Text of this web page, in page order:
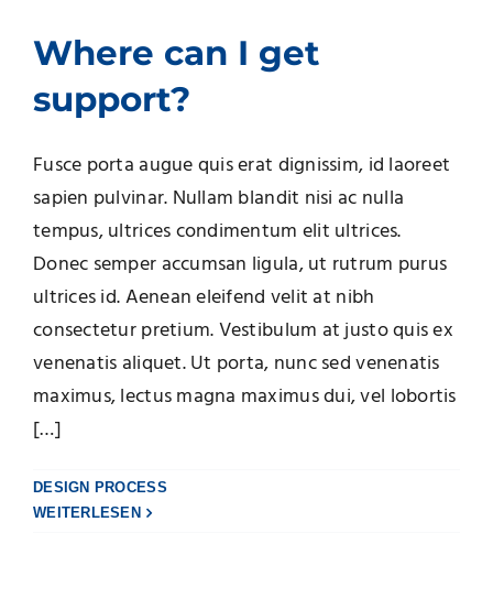
Where can I get
support?
Fusce porta augue quis erat dignissim, id laoreet
sapien pulvinar. Nullam blandit nisi ac nulla
tempus, ultrices condimentum elit ultrices.
Donec semper accumsan ligula, ut rutrum purus
ultrices id. Aenean eleifend velit at nibh
consectetur pretium. Vestibulum at justo quis ex
venenatis aliquet. Ut porta, nunc sed venenatis
maximus, lectus magna maximus dui, vel lobortis
[…]
DESIGN PROCESS
WEITERLESEN